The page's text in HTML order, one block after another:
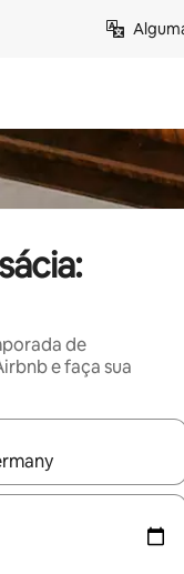
de
e faça sua
disponíveis,